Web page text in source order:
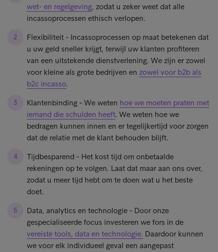
wet- en regelgeving, zodat u zeker weet dat alle
incassoprocessen ethisch verlopen.
Flexibiliteit - Incassoprocessen op maat betekenen dat
u uw geld sneller krijgt, terwijl uw klanten profiteren
van een uitstekende dienstverlening. We zijn er zowel
voor kleine als grote bedrijven en zowel voor b2b als
b2c incasso.
Klantenbinding - We weten hoe we moeten praten met
iemand die schulden heeft. We weten hoe we
bedragen kunnen innen en er tegelijkertijd voor zorgen
dat de relatie met de klant behouden blijft.
Tijdbesparend - Het kost tijd om onbetaalde
rekeningen op te volgen. Laat dat maar aan ons over,
zodat u meer tijd hebt om te doen wat u het beste
doet.
Data, analytics en technologie - Door onze
gespecialiseerde focus investeren we fors in de
vereiste tools, data en technologie. Daardoor kunnen
we voor elk individueel geval een aangepast